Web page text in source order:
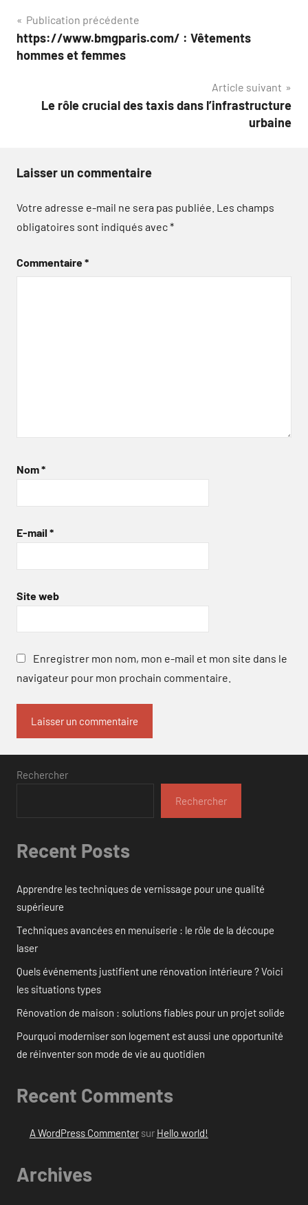
Navigation
de
Publication précédente
https://www.bmgparis.com/ : Vêtements
hommes et femmes
Article suivant
Le rôle crucial des taxis dans l’infrastructure
urbaine
Laisser un commentaire
Votre adresse e-mail ne sera pas publiée. Les champs
obligatoires sont indiqués avec*
Commentaire*
Nom*
E-mail *
Site web
Enregistrer mon nom, mon e-mail et mon site dans le
navigateur pour mon prochain commentaire.
Rechercher
Rechercher
Recent Posts
Apprendre les techniques de vernissage pour une qualité
supérieure
Techniques avancées en menuiserie : le rôle de la découpe
laser
Quels événements justifient une rénovation intérieure ? Voici
les situations types
Rénovation de maison : solutions fiables pour un projet solide
Pourquoi moderniser son logement est aussi une opportunité
de réinventer son mode de vie au quotidien
Recent Comments
A WordPress Commentersur Hello world!
Archives